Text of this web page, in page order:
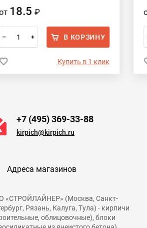
18.5 ₽
– + В КОРЗИНУ
Купить в 1 клик
+7 (495) 369-33-88
kirpich@kirpich.ru
Адреса магазинов
«СТРОЙЛАЙНЕР» (Москва, Санкт-
Рязань, Калуга, Тула) - кирпичи
облицовочные), блоки